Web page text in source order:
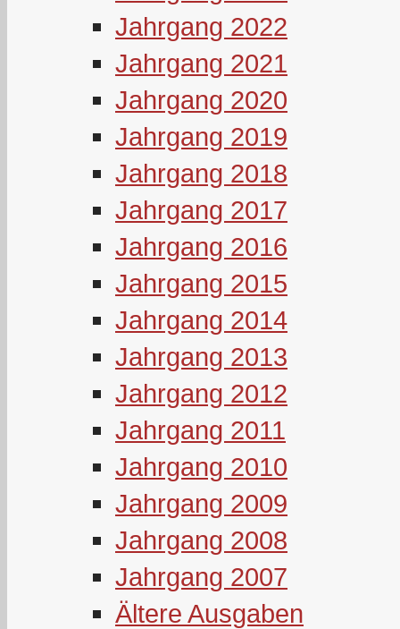
Jahrgang 2022
Jahrgang 2021
Jahrgang 2020
Jahrgang 2019
Jahrgang 2018
Jahrgang 2017
Jahrgang 2016
Jahrgang 2015
Jahrgang 2014
Jahrgang 2013
Jahrgang 2012
Jahrgang 2011
Jahrgang 2010
Jahrgang 2009
Jahrgang 2008
Jahrgang 2007
Ältere Ausgaben